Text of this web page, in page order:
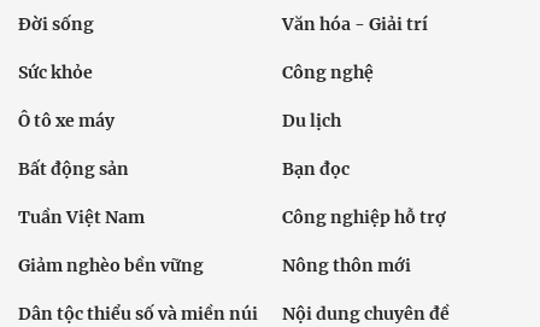
Đời sống Văn hóa - Giải trí
Sức khỏe Công nghệ
Ô tô xe máy Du lịch
Bất động sản Bạn đọc
Tuần Việt Nam Công nghiệp hỗ trợ
Giảm nghèo bền vững Nông thôn mới
Dân tộc thiểu số và miền núi Nội dung chuyên đề